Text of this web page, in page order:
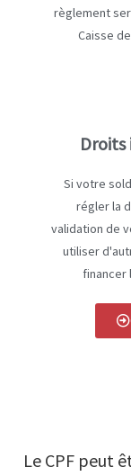
règlement
Caisse
Droits
Si votre
régler la
validation de
utiliser
financer
Le CPF peut